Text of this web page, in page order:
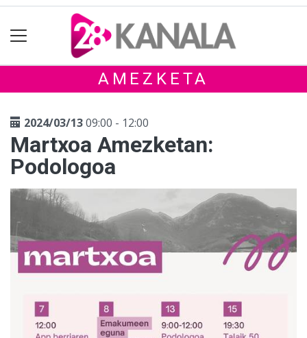
AMEZKETA
2024/03/1309:00 - 12:00
Martxoa Amezketan:
Podologoa